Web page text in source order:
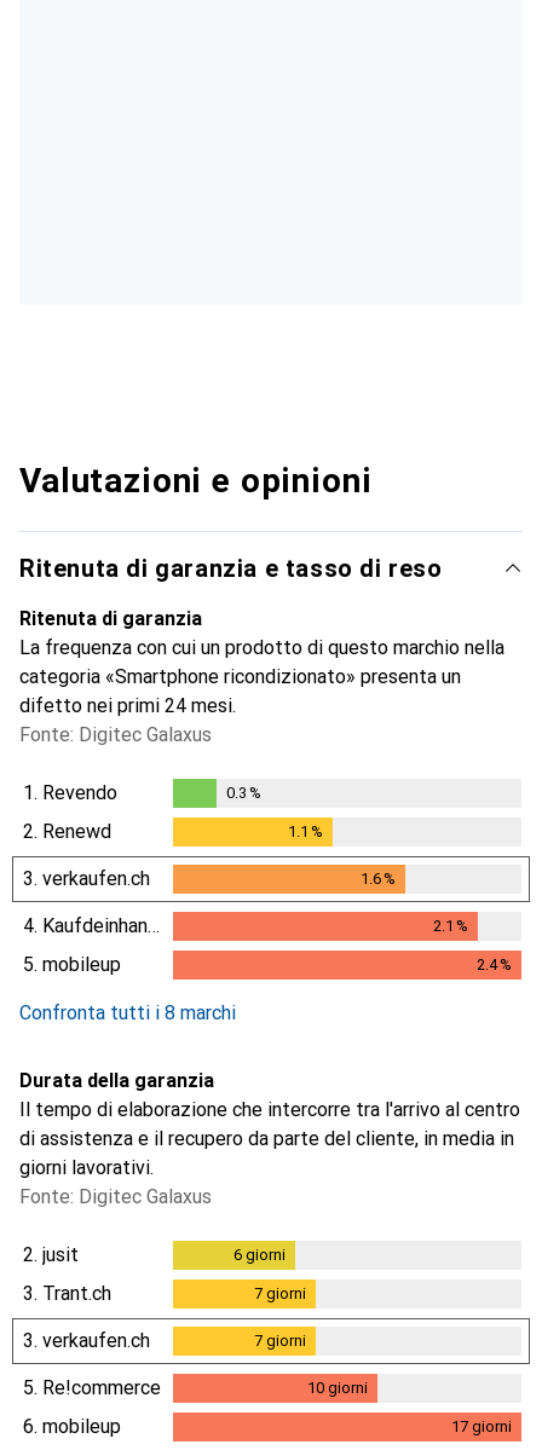
Valutazioni e opinioni
Ritenuta di garanzia e tasso di reso
Ritenuta di garanzia
La frequenza con cui un prodotto di questo marchio nella
categoria «Smartphone ricondizionato» presenta un
difetto nei primi 24 mesi.
Fonte: Digitec Galaxus
1. Revendo
0.3%
0.3 %
2. Renewd 1.1 %
3. verkaufen.ch 1.6%
4. Kaufdeinhandy.ch 2.1 %
2.1%
5. mobileup 2.4%
Confronta tutti i 8 marchi
Durata della garanzia
Il tempo di elaborazione che intercorre tra l'arrivo al centro
di assistenza e il recupero da parte del cliente, in media in
giorni lavorativi.
Fonte: Digitec Galaxus
2. jusit 6 giorni
3. Trant.ch 7 giorni
3. verkaufen.ch 7 giorni
5. Re!commerce 10 giorni
6. mobileup 17 giorni